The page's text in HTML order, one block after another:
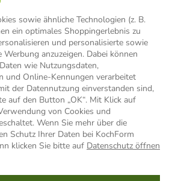
sowie ähnliche Technologien (z. B.
ein optimales Shoppingerlebnis zu
und personalisierte sowie
anzuzeigen. Dabei können
wie Nutzungsdaten,
und Online-Kennungen verarbeitet
der Datennutzung einverstanden sind,
auf den Button „OK“. Mit Klick auf
von Cookies und
Wenn Sie mehr über die
Schutz Ihrer Daten bei KochForm
klicken Sie bitte auf Datenschutz öffnen
Mitgliederbereich deaktiviere. Die
Datenschutzerklärung
AGB
Widerrufsformular
Vertrag widerrufen
inkl. MwSt., bis 49,90 € Bestellwert zzgl.
€ Bestellwert inkl.Versandkosteninnerhalb